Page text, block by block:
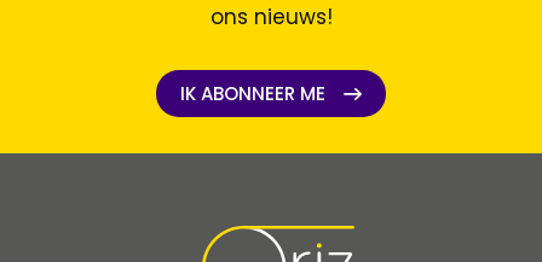
ons nieuws!
IK ABONNEER ME